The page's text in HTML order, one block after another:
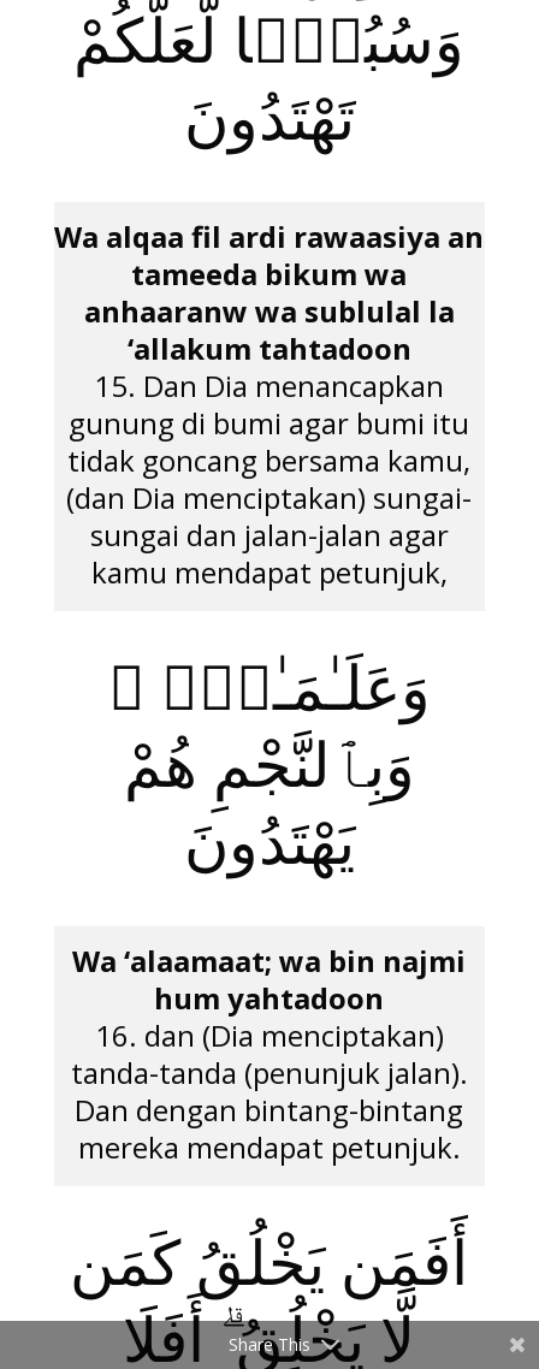
وَسُبُلًۭا لَّعَلَّكُمْ
تَهْتَدُونَ
Wa alqaa fil ardi rawaasiya an
tameeda bikum wa
anhaaranw wa sublulal la
‘allakum tahtadoon
15. Dan Dia menancapkan
gunung di bumi agar bumi itu
tidak goncang bersama kamu,
(dan Dia menciptakan) sungai-
sungai dan jalan-jalan agar
kamu mendapat petunjuk,
وَعَلَـٰمَـٰتٍۢ ۚ
وَبِٱلنَّجْمِ هُمْ
يَهْتَدُونَ
Wa ‘alaamaat; wa bin najmi
hum yahtadoon
16. dan (Dia menciptakan)
tanda-tanda (penunjuk jalan).
Dan dengan bintang-bintang
mereka mendapat petunjuk.
أَفَمَن يَخْلُقُ كَمَن
لَّا يَخْلُقُ ۗ أَفَلَا
Share This